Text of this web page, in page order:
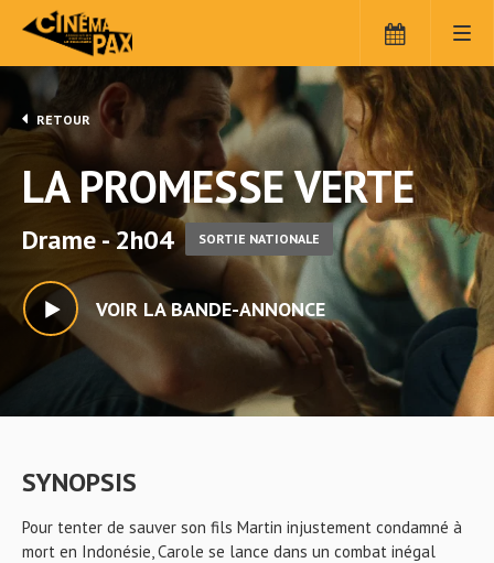
RETOUR
LA PROMESSE VERTE
Drame - 2h04 SORTIE NATIONALE
VOIR LA BANDE-ANNONCE
SYNOPSIS
Pour tenter de sauver son fils Martin injustement condamné à
mort en Indonésie, Carole se lance dans un combat inégal